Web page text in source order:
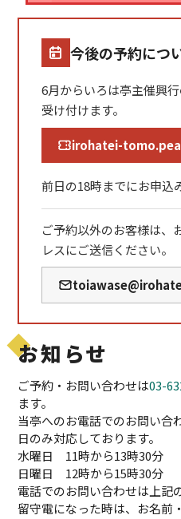
今後の予約につ
6月からいろは亭主催興
受け付けます。
irohatei-
前日の18時までにお申込
ご予約以外のお客様は、
レスにご送信ください。
お知らせ
ご予約・お問い合わせは03-
ます。
当亭へのお電話でのお問い合
日のみ対応しております。
水曜日 11時から13時30分
日曜日 12時から15時30分
電話でのお問い合わせは上記
留守電になった時は、お名前